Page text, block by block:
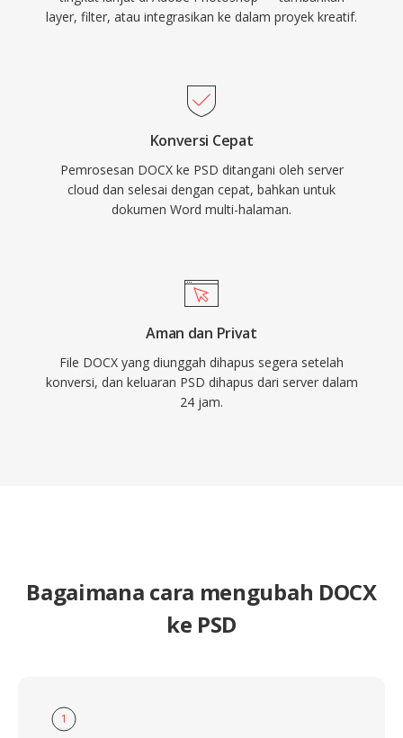
layer, filter, atau integrasikan ke dalam proyek kreatif.
Konversi Cepat
Pemrosesan DOCX ke PSD ditangani oleh server
cloud dan selesai dengan cepat, bahkan untuk
dokumen Word multi-halaman.
Aman dan Privat
File DOCX yang diunggah dihapus segera setelah
konversi, dan keluaran PSD dihapus dari server dalam
24 jam.
Bagaimana cara mengubah DOCX
ke PSD
1